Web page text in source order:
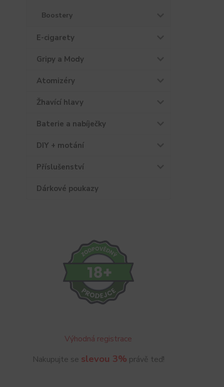
Boostery
E-cigarety
Gripy a Mody
Atomizéry
Žhavící hlavy
Baterie a nabíječky
DIY + motání
Příslušenství
Dárkové poukazy
Výhodná registrace
Nakupujte se slevou 3% právě teď!